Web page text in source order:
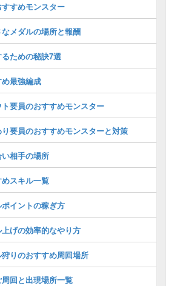
すめモンスター
なメダルの場所と報酬
ための秘訣7選
最強編成
ト要員のおすすめモンスター
要員のおすすめモンスターと対策
相手の場所
スキル一覧
イントの稼ぎ方
上げの効率的なやり方
狩りのおすすめ周回場所
回と出現場所一覧